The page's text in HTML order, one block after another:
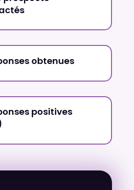
obtenues
positives